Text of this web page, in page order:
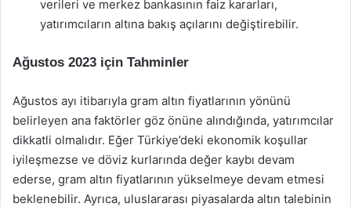
verileri ve merkez bankasının faiz kararları,
yatırımcıların altına bakış açılarını değiştirebilir.
Ağustos 2023 için Tahminler
Ağustos ayı itibarıyla gram altın fiyatlarının yönünü
belirleyen ana faktörler göz önüne alındığında, yatırımcılar
dikkatli olmalıdır. Eğer Türkiye’deki ekonomik koşullar
iyileşmezse ve döviz kurlarında değer kaybı devam
ederse, gram altın fiyatlarının yükselmeye devam etmesi
beklenebilir. Ayrıca, uluslararası piyasalarda altın talebinin